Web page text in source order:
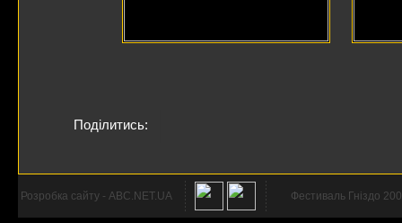
Поділитись:
Розробка сайту - ABC.NET.UA Фестиваль Гніздо